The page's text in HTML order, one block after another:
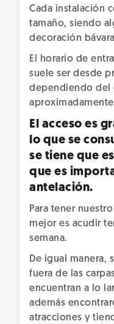
Cada instalación
tamaño, siendo
decoración
El horario de
suele ser desde
dependiendo del
El acceso es
lo que se
se tiene que
que es
antelación.
Para tener
mejor es acudir
semana.
De igual manera,
fuera de las
encuentran a lo
además
atracciones y